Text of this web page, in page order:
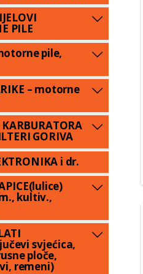
PILE
pile,
– motorne
GORIVA
i dr.
kultiv.,
svjećica,
ploče,
remeni)